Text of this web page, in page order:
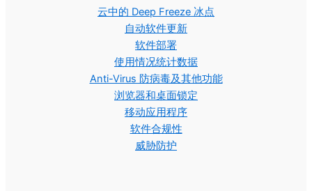
云中的 Deep Freeze 冰点
自动软件更新
软件部署
使用情况统计数据
Anti-Virus 防病毒及其他功能
浏览器和桌面锁定
移动应用程序
软件合规性
威胁防护